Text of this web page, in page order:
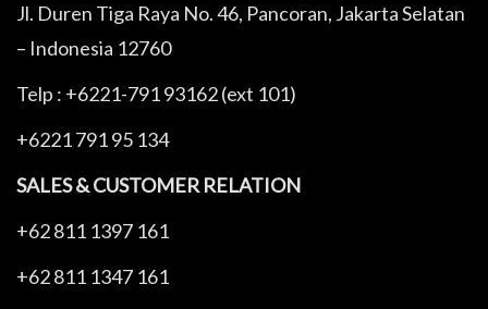
Jl. Duren Tiga Raya No. 46, Pancoran, Jakarta Selatan
– Indonesia 12760
Telp : +6221-791 93162 (ext 101)
+6221 791 95 134
SALES & CUSTOMER RELATION
+62 811 1397 161
+62 811 1347 161